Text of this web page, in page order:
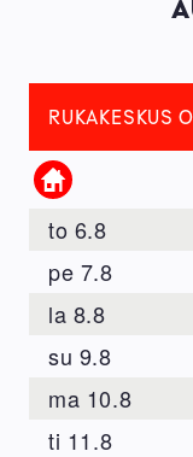
RUKAKESKUS
Kotisivu
to 6.8
pe 7.8
la 8.8
su 9.8
ma 10.8
ti 11.8